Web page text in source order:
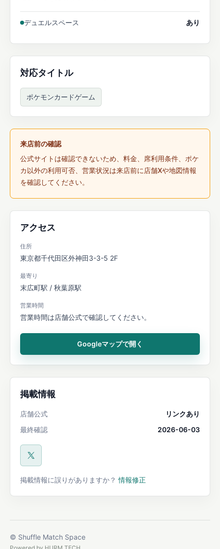
デュエルスペース あり
対応タイトル
ポケモンカードゲーム
来店前の確認
公式サイトは確認できないため、料金、席利用条件、ポケ
カ以外の利用可否、営業状況は来店前に店舗Xや地図情報
を確認してください。
アクセス
住所
東京都千代田区外神田3-3-5 2F
最寄り
末広町駅 / 秋葉原駅
営業時間
営業時間は店舗公式で確認してください。
Googleマップで開く
掲載情報
店舗公式
リンクあり
最終確認
2026-06-03
公式X
掲載情報に誤りがありますか？情報修正
© Shuffle Match Space